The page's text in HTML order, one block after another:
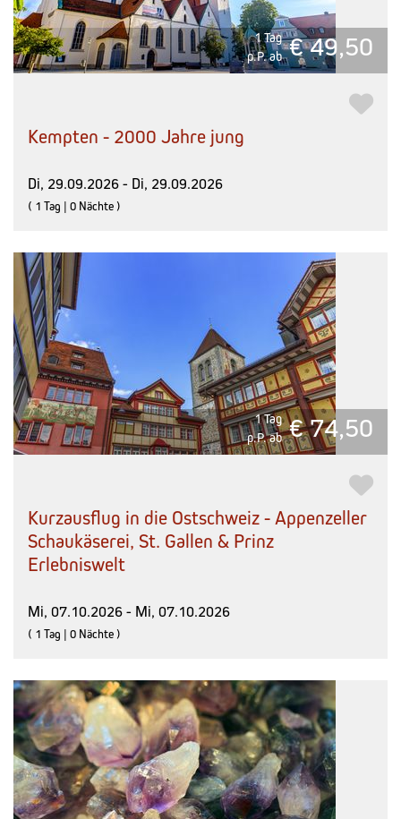
1 Tag
p.P. ab € 49,50
Kempten - 2000 Jahre jung
Di, 29.09.2026 - Di, 29.09.2026
( 1 Tag | 0 Nächte )
1 Tag
p.P. ab € 74,50
Kurzausflug in die Ostschweiz - Appenzeller
Schaukäserei, St. Gallen & Prinz
Erlebniswelt
Mi, 07.10.2026 - Mi, 07.10.2026
( 1 Tag | 0 Nächte )